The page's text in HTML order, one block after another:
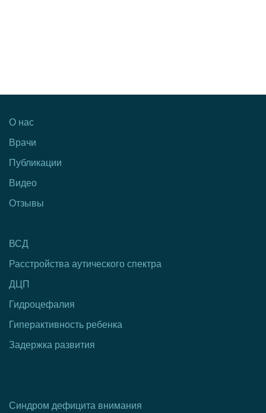
О нас
Врачи
Публикации
Видео
Отзывы
ВСД
Расстройства аутического спектра
ДЦП
Гидроцефалия
Гиперактивность ребенка
Задержка развития
Синдром дефицита внимания